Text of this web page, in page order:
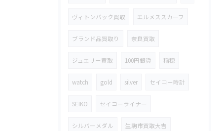
ヴィトンバック買取 エルメススカーフ
ブランド品買取り 奈良買取
ジュエリー買取 100円銀貨 稲穂
watch gold silver セイコー時計
SEIKO セイコーライナー
シルバーメダル 生駒市買取大吉